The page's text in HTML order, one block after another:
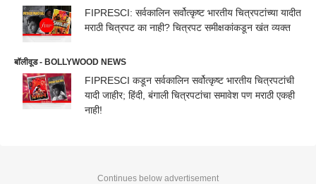
FIPRESCI: सर्वकालिन सर्वोत्कृष्ट भारतीय चित्रपटांच्या यादीत
मराठी चित्रपट का नाही? चित्रपट समीक्षकांकडून खंत व्यक्त
बॉलीवूड - BOLLYWOOD NEWS
FIPRESCI कडून सर्वकालिन सर्वोत्कृष्ट भारतीय चित्रपटांची
यादी जाहीर; हिंदी, बंगाली चित्रपटांचा समावेश पण मराठी एकही
नाही!
Continues below advertisement